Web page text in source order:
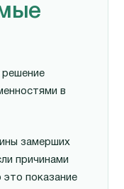
в
замерших
причинами
это показание